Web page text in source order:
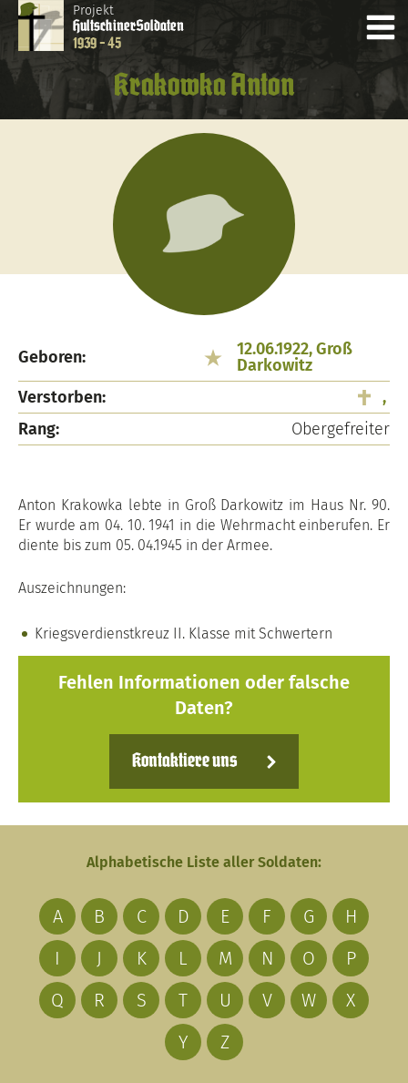
Projekt
HultschinerSoldaten
1939 - 45
Krakowka Anton
Geboren:
12.06.1922, Groß
Darkowitz
Verstorben:
,
Rang:
Obergefreiter
Anton Krakowka lebte in Groß Darkowitz im Haus Nr. 90.
Er wurde am 04. 10. 1941 in die Wehrmacht einberufen. Er
diente bis zum 05. 04.1945 in der Armee.
Auszeichnungen:
Kriegsverdienstkreuz II. Klasse mit Schwertern
Fehlen Informationen oder falsche
Daten?
Kontaktiere uns
Alphabetische Liste aller Soldaten:
A B C D E F G
H
I
J K L M N O
P
Q
R S T U V W
X
Y
Z